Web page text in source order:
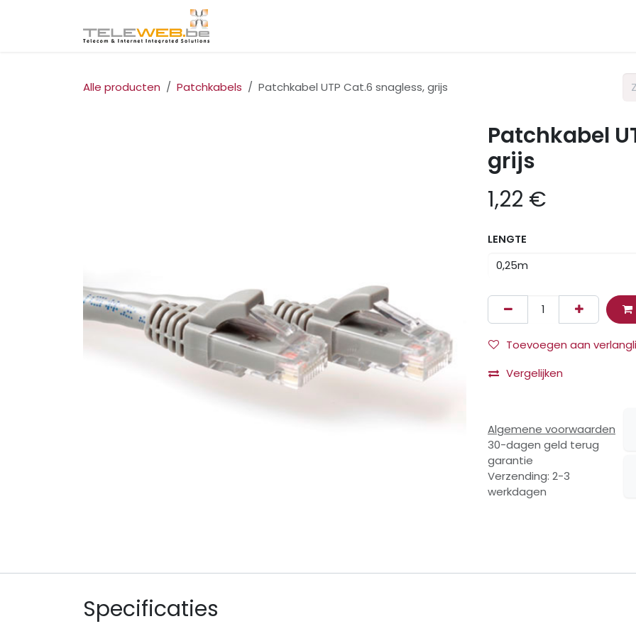
Alle producten Patchkabels Patchkabel UTP Cat.6 snagless, grijs
Patchkabel
grijs
1,22 €
LENGTE
Toevoegen aan
Vergelijken
Algemene voorwaarden
30-dagen geld terug
garantie
Verzending: 2-3
werkdagen
Specificaties